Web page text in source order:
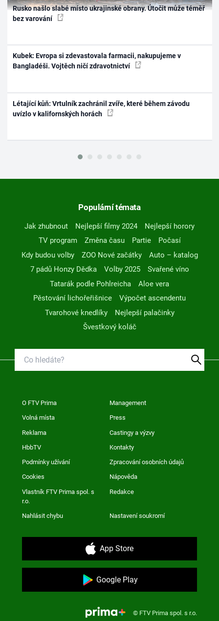
Rusko našlo slabé místo ukrajinské obrany. Útočit může téměř
bez varování
Kubek: Evropa si zdevastovala farmacii, nakupujeme v
Bangladéši. Vojtěch ničí zdravotnictví
Létající kůň: Vrtulník zachránil zvíře, které během závodu
uvízlo v kalifornských horách
Populární témata
Jak zhubnout Nejlepší filmy 2024
Nejlepší horory
TV program
Změna času Partie
Počasí
Kdy budou volby
ZOO Nové začátky
Auto – katalog
7 pádů Honzy Dědka
Volby 2025
Svařené víno
Tatarák podle Pohlreicha
Aloe vera
Pěstování lichořeřišnice
Výpočet ascendentu
Tvarohové knedlíky
Nejlepší palačinky
Švestkový koláč
O FTV Prima Management
Volná místa Press
Reklama Castingy a výzvy
HbbTV Kontakty
Podmínky užívání Zpracování osobních údajů
Cookies Nápověda
Vlastník FTV Prima spol. s
r.o.
Redakce
Nahlásit chybu Nastavení soukromí
App Store
Google Play
© FTV Prima spol. s r.o.